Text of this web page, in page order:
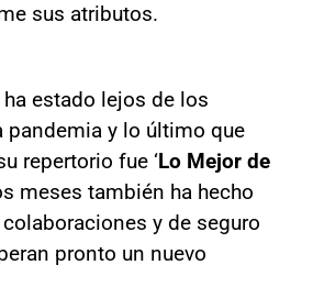
sus atributos.
estado lejos de los
pandemia y lo último que
repertorio fue ‘Lo Mejor de
meses también ha hecho
y de seguro
pronto un nuevo